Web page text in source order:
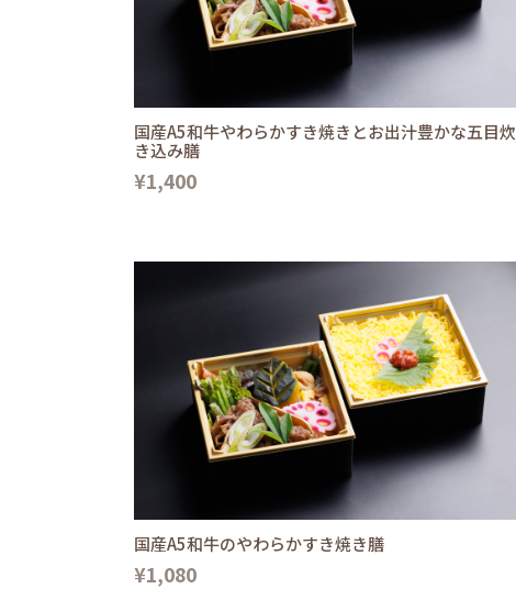
国産A5和牛やわらかすき焼きとお出汁豊かな五目炊
き込み膳
¥1,400
国産A5和牛のやわらかすき焼き膳
¥1,080